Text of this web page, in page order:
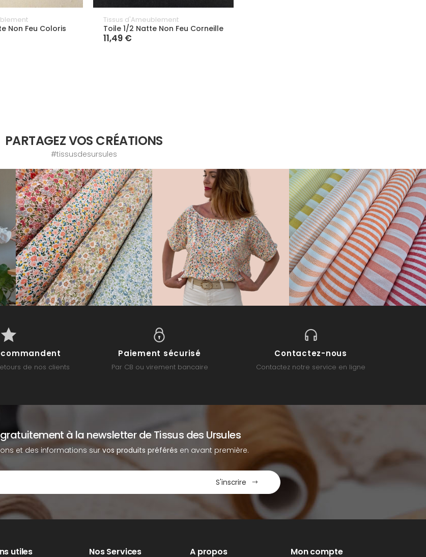
Non Feu Coloris
Tissus d'Ameublement
Toile 1/2 Natte Non Feu Corneille
11,49 €
PARTAGEZ VOS CRÉATIONS
#tissusdesursules
de nos clients
Paiement sécurisé
Par CB ou virement bancaire
Contactez-nous
Contactez notre service en ligne
à la newsletter de Tissus des Ursules
et des informations survos produits préférés en avant première.
S'inscrire
utiles Nos Services A propos Mon compte